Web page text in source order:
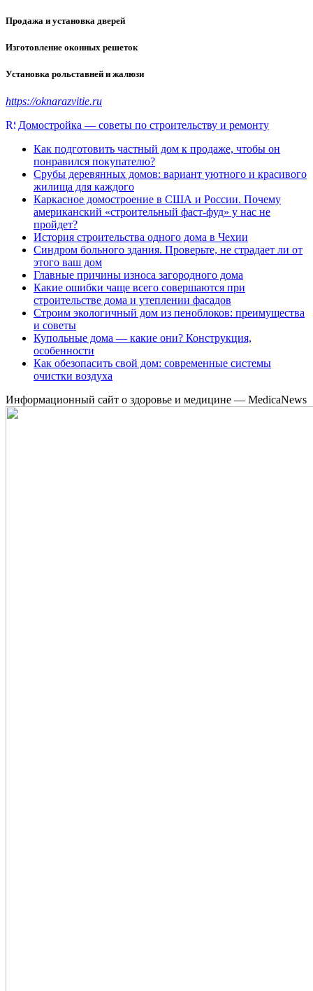
Продажа и установка дверей
Изготовление оконных решеток
Установка рольставней и жалюзи
https://oknarazvitie.ru
Домостройка — советы по строительству и ремонту
Как подготовить частный дом к продаже, чтобы он
понравился покупателю?
Срубы деревянных домов: вариант уютного и красивого
жилища для каждого
Каркасное домостроение в США и России. Почему
американский «строительный фаст-фуд» у нас не
пройдет?
История строительства одного дома в Чехии
Синдром больного здания. Проверьте, не страдает ли от
этого ваш дом
Главные причины износа загородного дома
Какие ошибки чаще всего совершаются при
строительстве дома и утеплении фасадов
Строим экологичный дом из пеноблоков: преимущества
и советы
Купольные дома — какие они? Конструкция,
особенности
Как обезопасить свой дом: современные системы
очистки воздуха
Информационный сайт о здоровье и медицине — MedicaNews